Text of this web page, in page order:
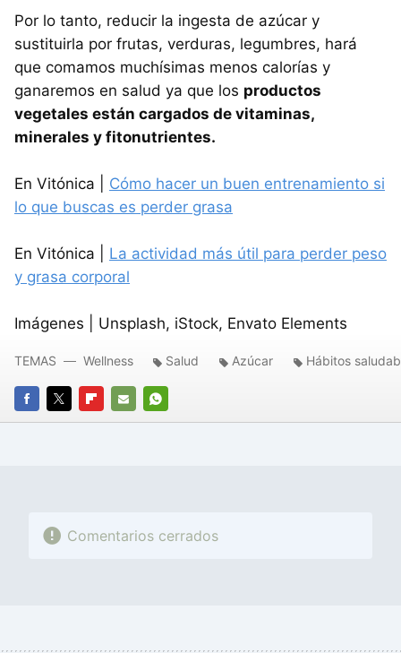
Por lo tanto, reducir la ingesta de azúcar y
sustituirla por frutas, verduras, legumbres, hará
que comamos muchísimas menos calorías y
ganaremos en salud ya que los productos
vegetales están cargados de vitaminas,
minerales y fitonutrientes.
En Vitónica | Cómo hacer un buen entrenamiento si
lo que buscas es perder grasa
En Vitónica | La actividad más útil para perder peso
y grasa corporal
Imágenes | Unsplash, iStock, Envato Elements
FACEBOOK
TWITTERFLIPBOARD
E-
WHATSAPP
TEMAS Wellness Salud Azúcar Hábitos
Comentarios cerrados